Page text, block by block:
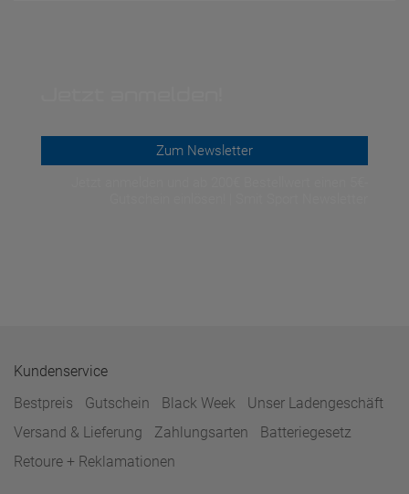
Zum Newsletter
Kundenservice
Bestpreis
Gutschein Black Week
Unser Ladengeschäft
Versand & Lieferung
Zahlungsarten
Batteriegesetz
Retoure + Reklamationen